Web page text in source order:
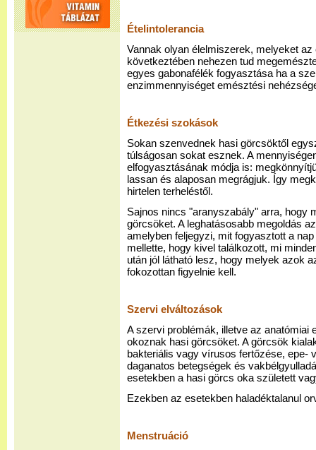
Ételintolerancia
Vannak olyan élelmiszerek, melyeket
következtében nehezen tud
egyes gabonafélék fogyasztása ha a
enzimmennyiséget emésztési
Étkezési szokások
Sokan szenvednek hasi görcsöktől
túlságosan sokat esznek. A
elfogyasztásának módja is:
lassan és alaposan megrágjuk. Így
hirtelen terheléstől.
Sajnos nincs "aranyszabály" arra, hogy
görcsöket. A leghatásosabb megoldás
amelyben feljegyzi, mit fogyasztott a
mellette, hogy kivel találkozott, mi
után jól látható lesz, hogy melyek azok
fokozottan figyelnie kell.
Szervi elváltozások
A szervi problémák, illetve az anatómiai
okoznak hasi görcsöket. A görcsök
bakteriális vagy vírusos fertőzése, epe-
daganatos betegségek és
esetekben a hasi görcs oka született
Ezekben az esetekben haladéktalanul
Menstruáció